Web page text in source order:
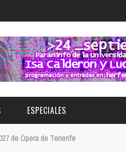
ESPECIALES
de Ópera de Tenerife